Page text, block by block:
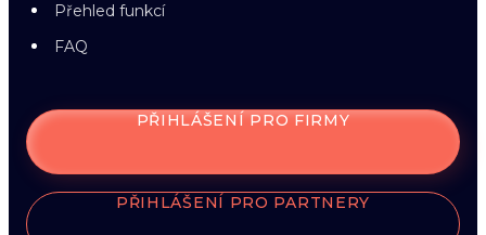
Přehled funkcí
FAQ
PŘIHLÁŠENÍ PRO FIRMY
PŘIHLÁŠENÍ PRO PARTNERY